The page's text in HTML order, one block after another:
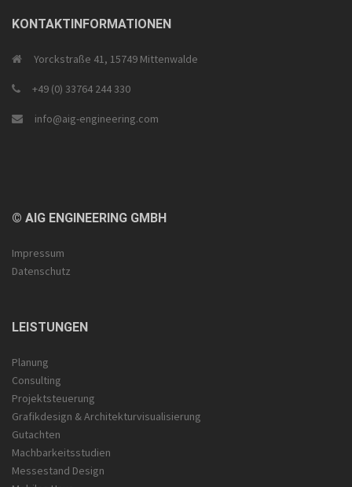
KONTAKTINFORMATIONEN
Yorckstraße 41, 15749 Mittenwalde
+49 (0) 33764 244 330
info@aig-engineering.com
© AIG ENGINEERING GMBH
Impressum
Datenschutz
LEISTUNGEN
Planung
Consulting
Projektsteuerung
Grafikdesign & Architektur­visualisierung
Gutachten
Machbarkeitsstudien
Messestand Design